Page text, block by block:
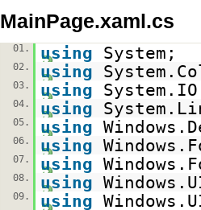
MainPage.xaml.cs
01. using System;
02. using
03. using
04. using
05. using
06. using
07. using
08. using
09. using